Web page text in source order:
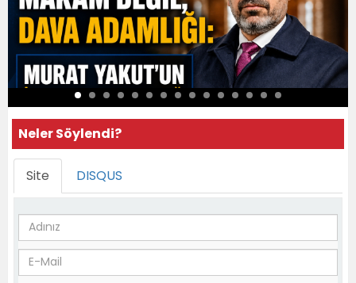
Neler Söylendi?
Site DISQUS